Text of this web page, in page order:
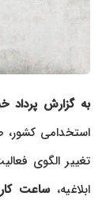
به گزارش پرداد خبر،
استخدامی کشور،
تغییر الگوی
ابلاغیه،ساعت کاری